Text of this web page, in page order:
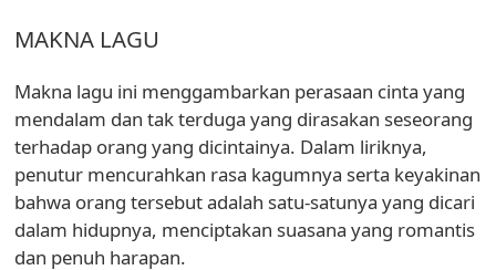
MAKNA LAGU
Makna lagu ini menggambarkan perasaan cinta yang
mendalam dan tak terduga yang dirasakan seseorang
terhadap orang yang dicintainya. Dalam liriknya,
penutur mencurahkan rasa kagumnya serta keyakinan
bahwa orang tersebut adalah satu-satunya yang dicari
dalam hidupnya, menciptakan suasana yang romantis
dan penuh harapan.